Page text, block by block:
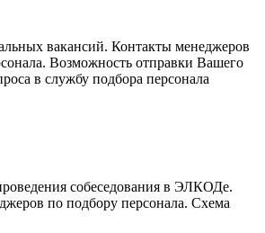
вакансий. Контакты менеджеров
Возможность отправки Вашего
в службу подбора персонала
собеседования в ЭЛКОДе.
по подбору персонала. Схема